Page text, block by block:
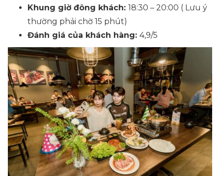
Khung giờ đông khách: 18:30 – 20:00 ( Lưu ý
thường phải chờ 15 phút)
Đánh giá của khách hàng: 4,9/5